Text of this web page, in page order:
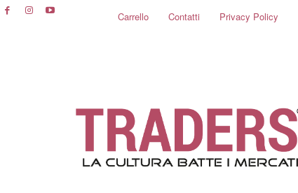
Carrello Contatti Privacy Policy